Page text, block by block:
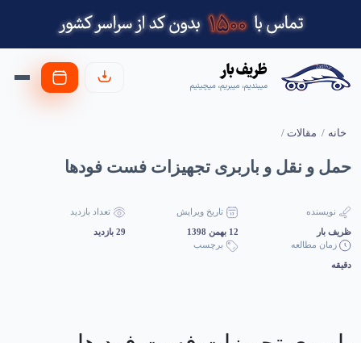
خانه مقالات
حمل و نقل و باربری تجهیزات فست فودها
نویسنده
ظریف بار
تاریخ ویرایش
12 بهمن 1398
تعداد بازدید
29 بازدید
زمان مطالعه
دقیقه
برچسب